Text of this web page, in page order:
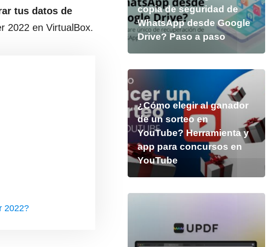
tus datos de
2022 en VirtualBox.
2022?
copia de seguridad de
WhatsApp desde Google
Drive? Paso a paso
¿Cómo elegir al ganador
de un sorteo en
YouTube? Herramienta y
app para concursos en
YouTube